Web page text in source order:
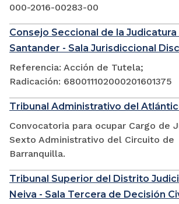
000-2016-00283-00
Consejo Seccional de la Judicatura
Santander - Sala Jurisdiccional
Referencia: Acción de Tutela;
Radicación: 680011102000201601375
Tribunal Administrativo del
Convocatoria para ocupar Cargo de
Sexto Administrativo del Circuito de
Barranquilla.
Tribunal Superior del Distrito
Neiva - Sala Tercera de Decisión